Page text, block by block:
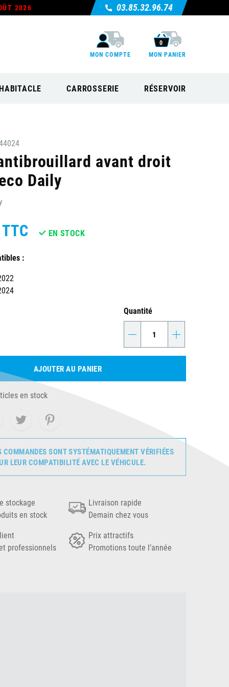
2026 03.85.32.96.74
MON COMPTE
0
MON PANIER
HABITACLE CARROSSERIE RÉSERVOIR
avant droit
Daily
TTC EN STOCK
:
Quantité
- +
AJOUTER AU PANIER
en stock
COMMANDES SONT SYSTÉMATIQUEMENT VÉRIFIÉES
LEUR COMPATIBILITÉ AVEC LE VÉHICULE.
stockage
en stock
Livraison rapide
Demain chez vous
professionnels
Prix attractifs
Promotions toute l’année